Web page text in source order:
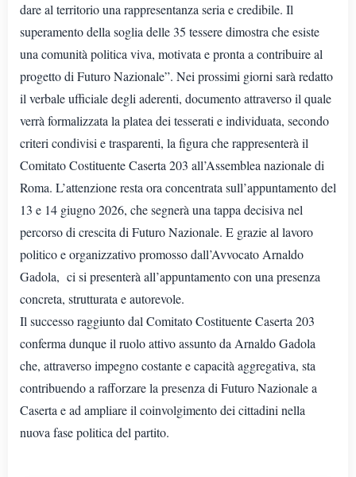
dare al territorio una rappresentanza seria e credibile. Il
superamento della soglia delle 35 tessere dimostra che esiste
una comunità politica viva, motivata e pronta a contribuire al
progetto di Futuro Nazionale”. Nei prossimi giorni sarà redatto
il verbale ufficiale degli aderenti, documento attraverso il quale
verrà formalizzata la platea dei tesserati e individuata, secondo
criteri condivisi e trasparenti, la figura che rappresenterà il
Comitato Costituente Caserta 203 all’Assemblea nazionale di
Roma. L’attenzione resta ora concentrata sull’appuntamento del
13 e 14 giugno 2026, che segnerà una tappa decisiva nel
percorso di crescita di Futuro Nazionale. E grazie al lavoro
politico e organizzativo promosso dall’Avvocato Arnaldo
Gadola, ci si presenterà all’appuntamento con una presenza
concreta, strutturata e autorevole.
Il successo raggiunto dal Comitato Costituente Caserta 203
conferma dunque il ruolo attivo assunto da Arnaldo Gadola
che, attraverso impegno costante e capacità aggregativa, sta
contribuendo a rafforzare la presenza di Futuro Nazionale a
Caserta e ad ampliare il coinvolgimento dei cittadini nella
nuova fase politica del partito.